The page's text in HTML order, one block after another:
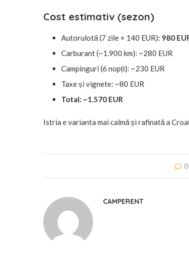
Cost estimativ (sezon)
Autorulotă (7 zile × 140 EUR): 980
Carburant (~1.900 km): ~280 EUR
Campinguri (6 nopți): ~230 EUR
Taxe și vignete: ~80 EUR
Total: ~1.570 EUR
Istria e varianta mai calmă și rafinată a
CAMPERENT